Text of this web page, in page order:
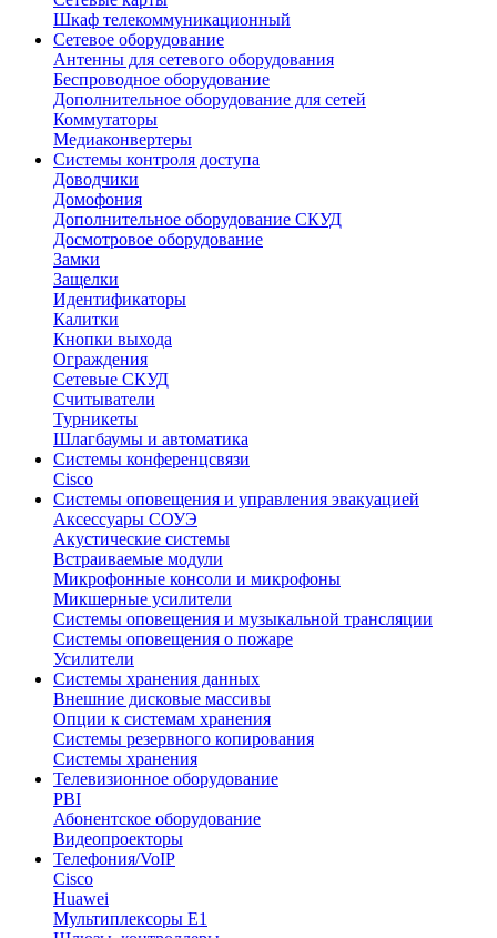
Шкаф телекоммуникационный
Сетевое оборудование
Антенны для сетевого оборудования
Беспроводное оборудование
Дополнительное оборудование для сетей
Коммутаторы
Медиаконвертеры
Системы контроля доступа
Доводчики
Домофония
Дополнительное оборудование СКУД
Досмотровое оборудование
Замки
Защелки
Идентификаторы
Калитки
Кнопки выхода
Ограждения
Сетевые СКУД
Считыватели
Турникеты
Шлагбаумы и автоматика
Системы конференцсвязи
Cisco
Системы оповещения и управления эвакуацией
Аксессуары СОУЭ
Акустические системы
Встраиваемые модули
Микрофонные консоли и микрофоны
Микшерные усилители
Системы оповещения и музыкальной трансляции
Системы оповещения о пожаре
Усилители
Системы хранения данных
Внешние дисковые массивы
Опции к системам хранения
Системы резервного копирования
Системы хранения
Телевизионное оборудование
PBI
Абонентское оборудование
Видеопроекторы
Телефония/VoIP
Cisco
Huawei
Мультиплексоры E1